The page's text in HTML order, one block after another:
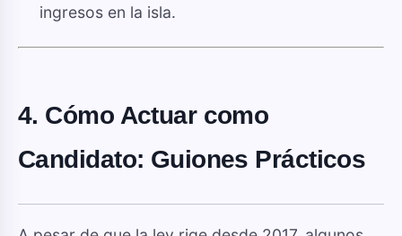
ingresos en la isla.
4. Cómo Actuar como
Candidato: Guiones Prácticos